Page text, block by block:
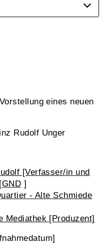
eines neuen
Rudolf Unger
[Verfasser/in und
[GND ]
- Alte Schmiede
Mediathek [Produzent]